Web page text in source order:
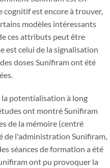
cognitif est encore à trouver,
modèles intéressants
ces attributs peut être
est celui de la signalisation
doses Sunifiram ont été
potentialisation à long
ont montré Sunifiram
de la mémoire (centré
de l'administration Sunifiram,
séances de formation a été
ont pu provoquer la